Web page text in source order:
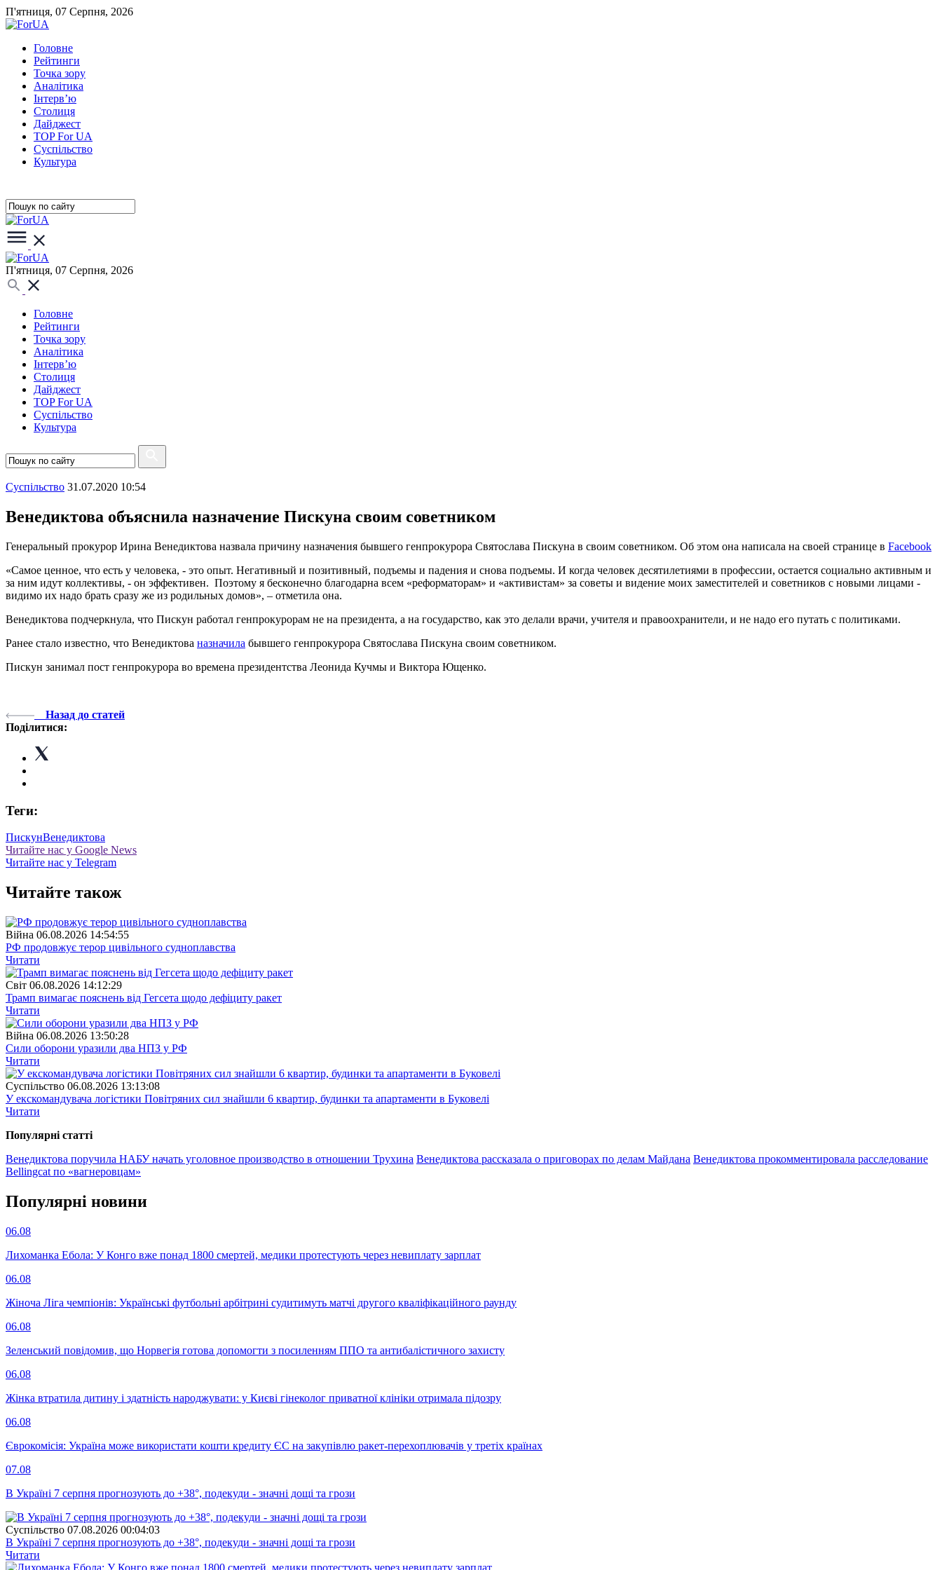
П'ятниця, 07 Серпня, 2026
Головне
Рейтинги
Точка зору
Аналітика
Інтерв’ю
Столиця
Дайджест
TOP For UA
Суспiльство
Культура
П'ятниця, 07 Серпня, 2026
Головне
Рейтинги
Точка зору
Аналітика
Інтерв’ю
Столиця
Дайджест
TOP For UA
Суспiльство
Культура
Суспiльство 31.07.2020 10:54
Венедиктова объяснила назначение Пискуна своим советником
Генеральный прокурор Ирина Венедиктова назвала причину назначения бывшего генпрокурора Святослава Пискуна в своим советником. Об этом она написала на своей странице в Facebook
«Самое ценное, что есть у человека, - это опыт. Негативный и позитивный, подъемы и падения и снова подъемы. И когда человек десятилетиями в профессии, остается социально активным и
за ним идут коллективы, - он эффективен. Поэтому я бесконечно благодарна всем «реформаторам» и «активистам» за советы и видение моих заместителей и советников с новыми лицами -
видимо их надо брать сразу же из родильных домов», – отметила она.
Венедиктова подчеркнула, что Пискун работал генпрокурорам не на президента, а на государство, как это делали врачи, учителя и правоохранители, и не надо его путать с политиками.
Ранее стало известно, что Венедиктова назначила бывшего генпрокурора Святослава Пискуна своим советником.
Пискун занимал пост генпрокурора во времена президентства Леонида Кучмы и Виктора Ющенко.
Назад до статей
Поділитися:
Теги:
ПискунВенедиктова
Читайте нас у Google News
Читайте нас у Telegram
Читайте також
Війна 06.08.2026 14:54:55
РФ продовжує терор цивільного судноплавства
Читати
Свiт 06.08.2026 14:12:29
Трамп вимагає пояснень від Гегсета щодо дефіциту ракет
Читати
Війна 06.08.2026 13:50:28
Сили оборони уразили два НПЗ у РФ
Читати
Суспiльство 06.08.2026 13:13:08
У екскомандувача логістики Повітряних сил знайшли 6 квартир, будинки та апартаменти в Буковелі
Читати
Популярнi статтi
Венедиктова поручила НАБУ начать уголовное производство в отношении Трухина Венедиктова рассказала о приговорах по делам Майдана Венедиктова прокомментировала расследование
Bellingcat по «вагнеровцам»
Популярнi новини
06.08
Лихоманка Ебола: У Конго вже понад 1800 смертей, медики протестують через невиплату зарплат
06.08
Жіноча Ліга чемпіонів: Українські футбольні арбітрині судитимуть матчі другого кваліфікаційного раунду
06.08
Зеленський повідомив, що Норвегія готова допомогти з посиленням ППО та антибалістичного захисту
06.08
Жінка втратила дитину і здатність народжувати: у Києві гінеколог приватної клініки отримала підозру
06.08
Єврокомісія: Україна може використати кошти кредиту ЄС на закупівлю ракет-перехоплювачів у третіх країнах
07.08
В Україні 7 серпня прогнозують до +38°, подекуди - значні дощі та грози
Суспiльство 07.08.2026 00:04:03
В Україні 7 серпня прогнозують до +38°, подекуди - значні дощі та грози
Читати